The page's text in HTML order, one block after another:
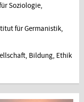
Soziologie,
für Germanistik,
Bildung, Ethik